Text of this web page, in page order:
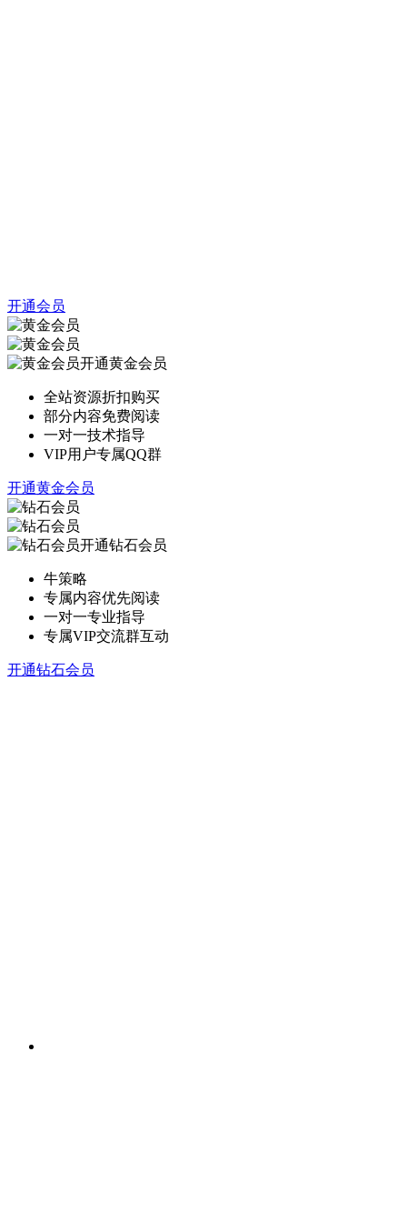
开通会员
开通黄金会员
全站资源折扣购买
部分内容免费阅读
一对一技术指导
VIP用户专属QQ群
开通黄金会员
开通钻石会员
牛策略
专属内容优先阅读
一对一专业指导
专属VIP交流群互动
开通钻石会员